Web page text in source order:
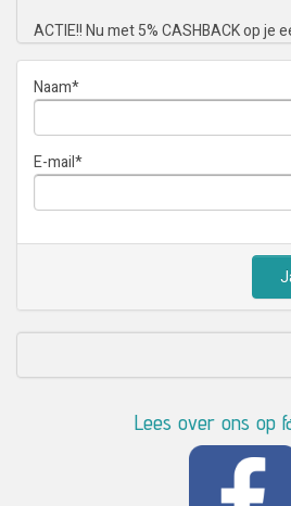
ACTIE!! Nu met 5% CASHBACK op je
Naam*
E-mail*
Lees over ons op